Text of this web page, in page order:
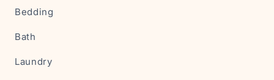
Bedding
Bath
Laundry